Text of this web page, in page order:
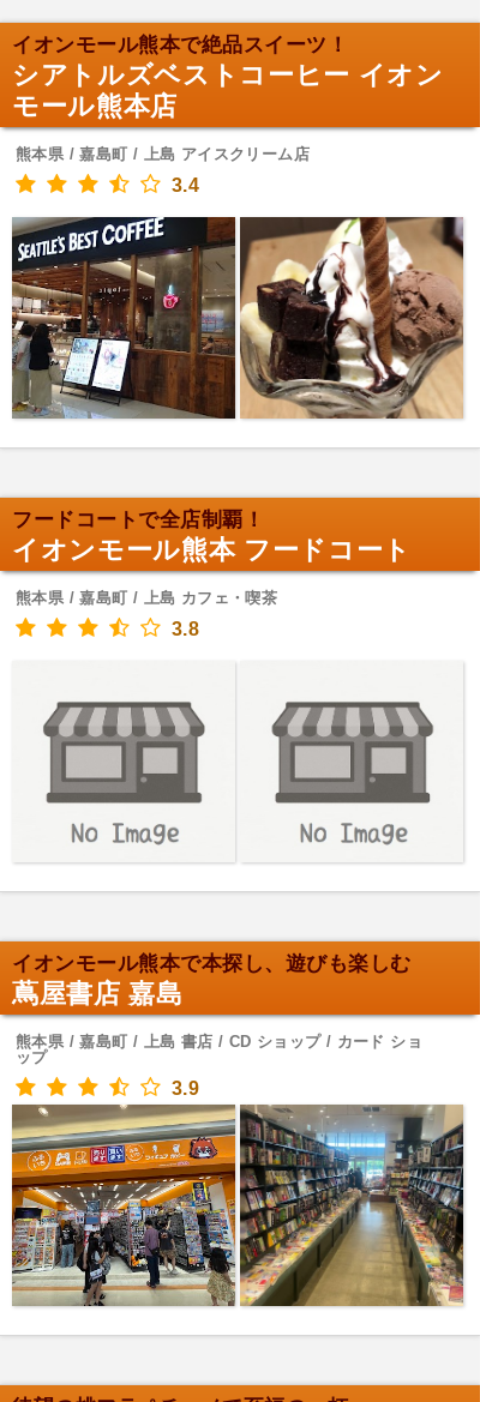
イオンモール熊本で絶品スイーツ！
シアトルズベストコーヒー イオン
モール熊本店
熊本県 / 嘉島町 / 上島 アイスクリーム店
3.4
フードコートで全店制覇！
イオンモール熊本 フードコート
熊本県 / 嘉島町 / 上島 カフェ・喫茶
3.8
イオンモール熊本で本探し、遊びも楽しむ
蔦屋書店 嘉島
熊本県 / 嘉島町 / 上島 書店 / CD ショップ / カード ショ
ップ
3.9